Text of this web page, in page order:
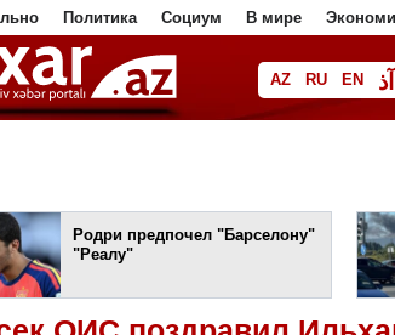
Политика Социум В мире
AZ RU EN آذ
فا
Родри предпочел "Барселону"
"Реалу"